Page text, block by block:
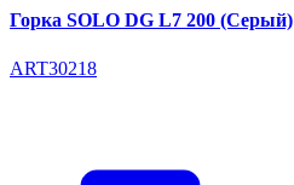
Горка SOLO DG L7 200 (Серый)
ART30218